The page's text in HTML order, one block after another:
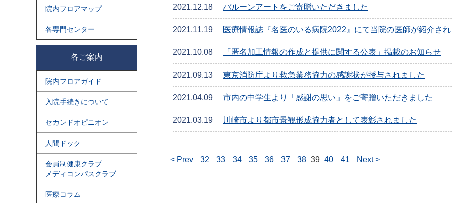
院内フロアマップ
各専門センター
各ご案内
院内フロアガイド
入院手続きについて
セカンドオピニオン
人間ドック
会員制健康クラブ
メディコンパスクラブ
医療コラム
2021.12.18 バルーンアートをご寄贈いただきました
2021.11.19 医療情報誌『名医のいる病院2022』にて当院の医師が紹介さ
2021.10.08 「匿名加工情報の作成と提供に関する公表」掲載のお知らせ
2021.09.13 東京消防庁より救急業務協力の感謝状が授与されました
2021.04.09 市内の中学生より「感謝の思い」をご寄贈いただきました
2021.03.19 川崎市より都市景観形成協力者として表彰されました
< Prev 32 33 34 35 36 37 38 39 40 41 Next >